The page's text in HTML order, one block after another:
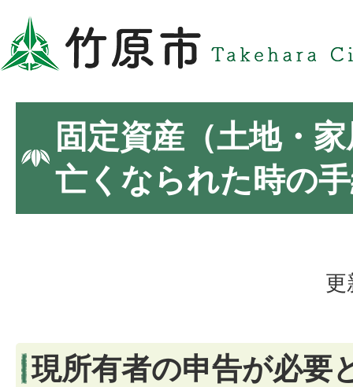
固定資産（土地・
亡くなられた時の
更
現所有者の申告が必要